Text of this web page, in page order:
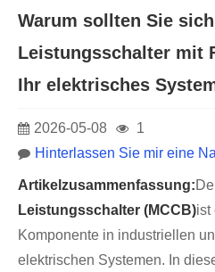
Warum sollten Sie
Leistungsschalter mit
Ihr elektrisches
2026-05-08
1
Hinterlassen Sie mir eine
Artikelzusammenfassung:
Leistungsschalter (MCCB)ist
Komponente in industriellen
elektrischen Systemen. In